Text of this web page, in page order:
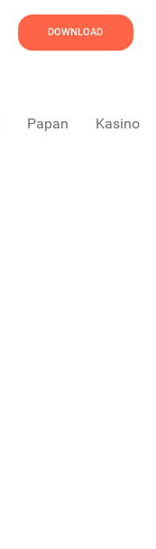
DOWNLOAD
Papan Kasino